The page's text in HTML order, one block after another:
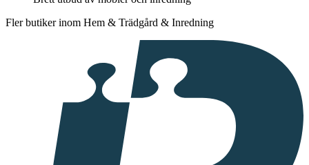
Fler butiker inom Hem & Trädgård & Inredning